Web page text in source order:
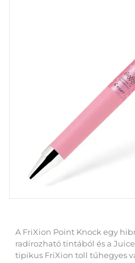
A FriXion Point Knock egy
radírozható tintából és a
tipikus FriXion toll tűhegyes